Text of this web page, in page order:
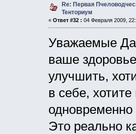
Re: Первая
Тенториум
« Ответ #32 : 04 Февраля 2009,
Уважаемые
ваше
улучшить,
в себе,
одновременно
Это реально